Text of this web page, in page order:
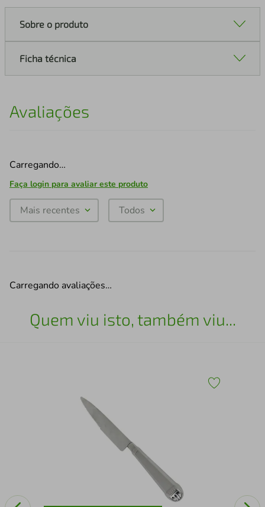
Sobre o produto
Ficha técnica
Avaliações
Carregando…
Faça login para avaliar este produto
Mais recentes Todos
Carregando avaliações…
Quem viu isto, também viu...